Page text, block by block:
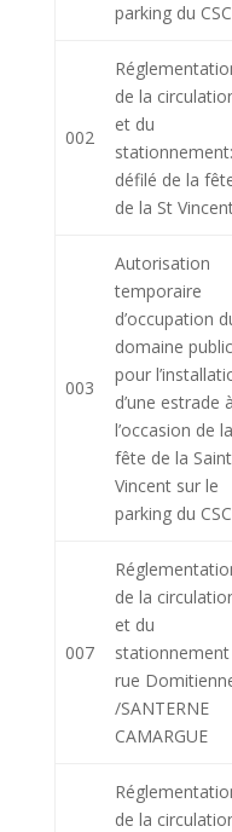
parking du CSC
002
de la
et du
stationnement:
défilé de la
de la St
003
Autorisation
temporaire
d’occupation
domaine public
pour
d’une estrade à
l’occasion de la
fête de la Saint
Vincent sur le
parking du CSC
007
de la
et du
stationnement
rue
/SANTERNE
CAMARGUE
de la